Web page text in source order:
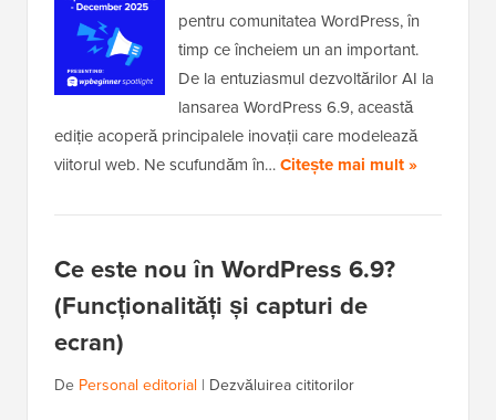
pentru comunitatea WordPress, în
timp ce încheiem un an important.
De la entuziasmul dezvoltărilor AI la
lansarea WordPress 6.9, această
ediție acoperă principalele inovații care modelează
viitorul web. Ne scufundăm în…Citește mai mult »
Ce este nou în WordPress 6.9?
(Funcționalități și capturi de
ecran)
De Personal editorial | Dezvăluirea cititorilor